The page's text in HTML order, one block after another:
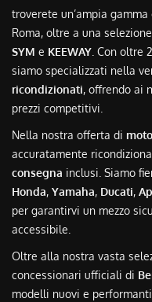
ASSISTENZA
troverete un’ampia gamma
Roma, oltre a una
SYM e KEEWAY . Con oltre
siamo specializzati nella
ricondizionati, offrendo ai
prezzi competitivi.
Nella nostra offerta di
accuratamente
consegna inclusi. Siamo
Honda, Yamaha, Ducati,
per garantirvi un mezzo
accessibile.
Oltre alla nostra vasta
concessionari ufficiali di
modelli nuovi e